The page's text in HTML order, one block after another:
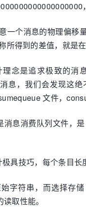
一个消息的物理偏移
所得到的差值，就是
理念是追求极致的消
息，我们会发现这
文件，
消息消费队列文件，
具技巧，每个条目长
字符串，而选择存
取性能。